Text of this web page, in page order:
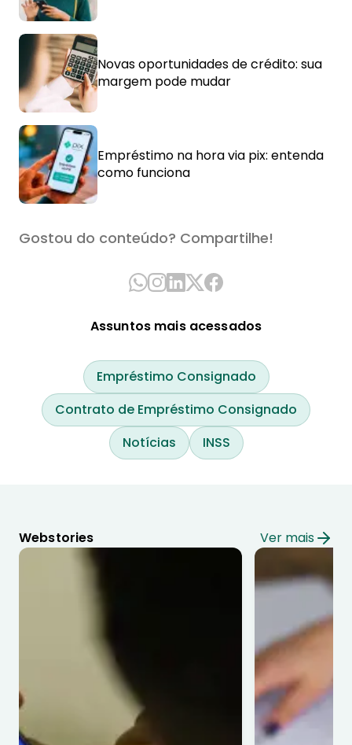
Novas oportunidades de crédito: sua
margem pode mudar
Empréstimo na hora via pix: entenda
como funciona
Gostou do conteúdo? Compartilhe!
Assuntos mais acessados
Empréstimo Consignado
Contrato de Empréstimo Consignado
Notícias
INSS
Webstories Ver mais